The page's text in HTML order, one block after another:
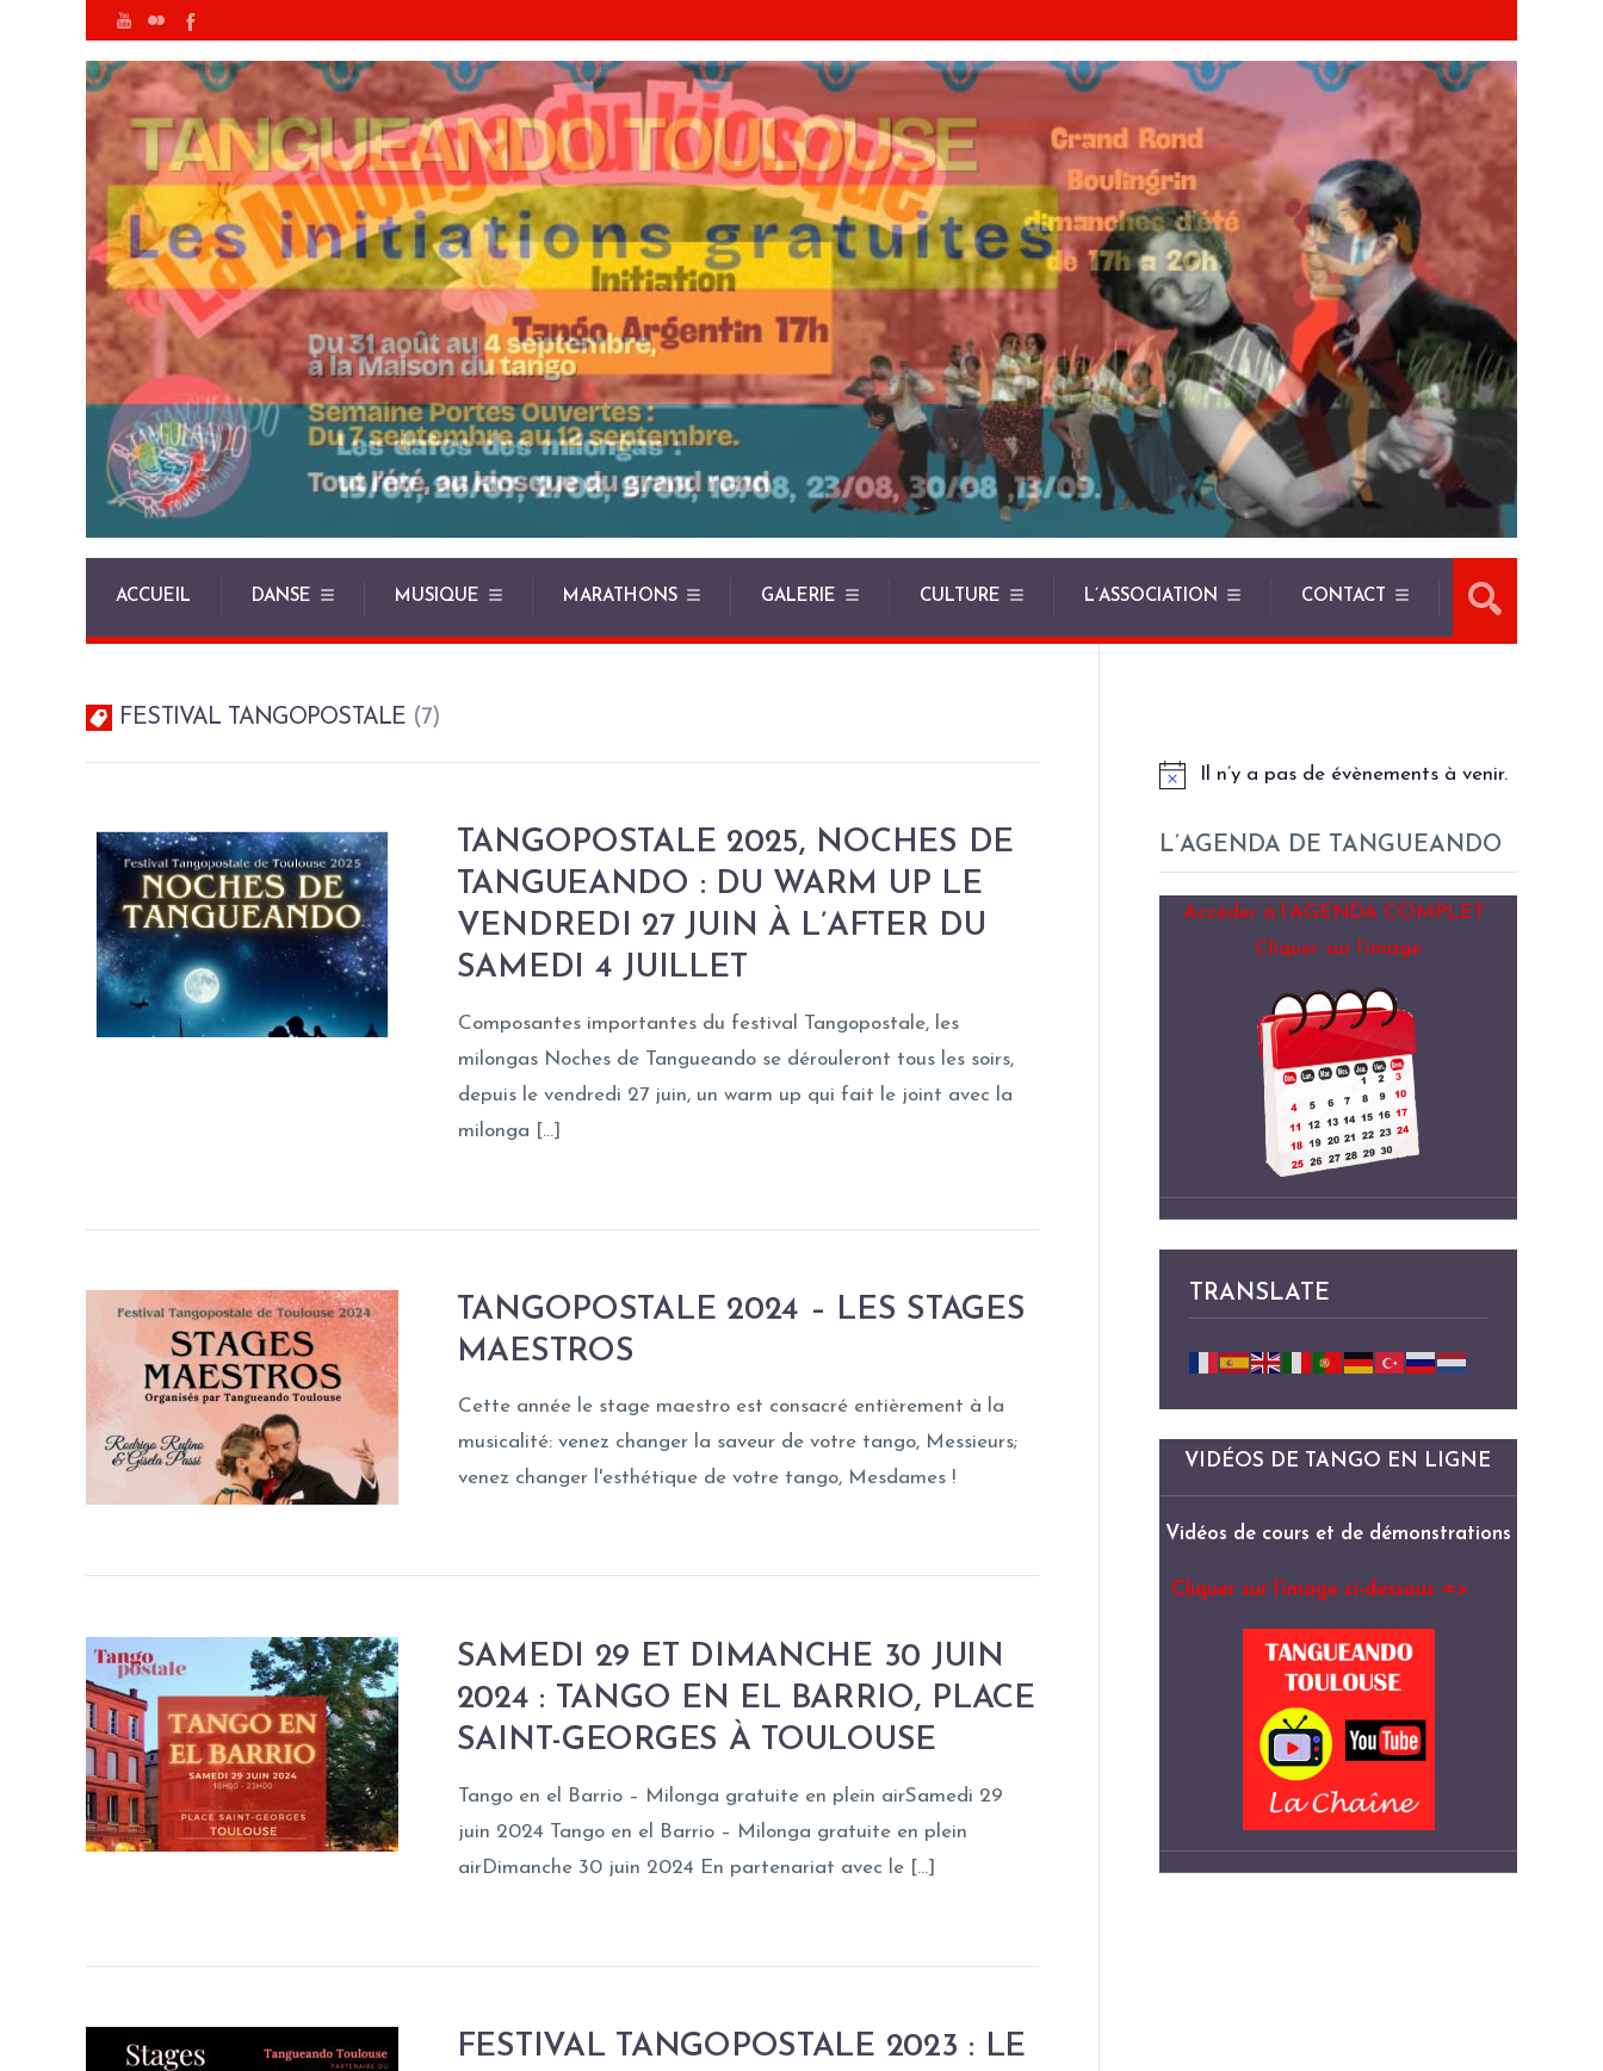
ACCUEIL DANSE MUSIQUE MARATHONS GALERIE CULTURE L’ASSOCIATION CONTACT
FESTIVAL TANGOPOSTALE 7
TANGOPOSTALE 2025, NOCHES DE
TANGUEANDO : DU WARM UP LE
VENDREDI 27 JUIN À L’AFTER DU
SAMEDI 4 JUILLET
Composantes importantes du festival Tangopostale, les
milongas Noches de Tangueando se dérouleront tous les soirs,
depuis le vendredi 27 juin, un warm up qui fait le joint avec la
milonga […]
TANGOPOSTALE 2024 – LES STAGES
MAESTROS
Cette année le stage maestro est consacré entièrement à la
musicalité: venez changer la saveur de votre tango, Messieurs;
venez changer l'esthétique de votre tango, Mesdames !
SAMEDI 29 ET DIMANCHE 30 JUIN
2024 : TANGO EN EL BARRIO, PLACE
SAINT-GEORGES À TOULOUSE
Tango en el Barrio – Milonga gratuite en plein airSamedi 29
juin 2024 Tango en el Barrio – Milonga gratuite en plein
airDimanche 30 juin 2024 En partenariat avec le […]
FESTIVAL TANGOPOSTALE 2023 : LE
Il n’y a pas de évènements à venir.
L’AGENDA DE TANGUEANDO
Accéder à l’AGENDA COMPLET :
Cliquer sur l’image
TRANSLATE
VIDÉOS DE TANGO EN LIGNE
Vidéos de cours et de démonstrations
Cliquer sur l’image ci-dessous =>